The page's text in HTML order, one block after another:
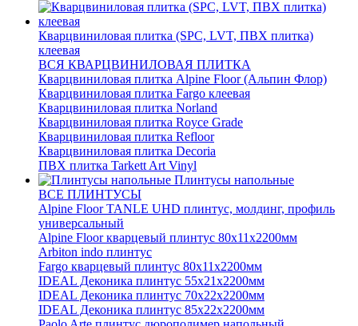
Кварцвиниловая плитка (SPC, LVT, ПВХ плитка)
клеевая
ВСЯ КВАРЦВИНИЛОВАЯ ПЛИТКА
Кварцвиниловая плитка Alpine Floor (Альпин Флор)
Кварцвиниловая плитка Fargo клеевая
Кварцвиниловая плитка Norland
Кварцвиниловая плитка Royce Grade
Кварцвиниловая плитка Refloor
Кварцвиниловая плитка Decoria
ПВХ плитка Tarkett Art Vinyl
Плинтусы напольные
ВСЕ ПЛИНТУСЫ
Alpine Floor TANLE UHD плинтус, молдинг, профиль
универсальный
Alpine Floor кварцевый плинтус 80х11х2200мм
Arbiton indo плинтус
Fargo кварцевый плинтус 80х11х2200мм
IDEAL Деконика плинтус 55х21х2200мм
IDEAL Деконика плинтус 70х22х2200мм
IDEAL Деконика плинтус 85х22х2200мм